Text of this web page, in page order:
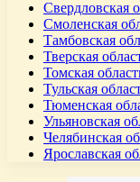
Свердловская
Смоленская
Тамбовская
Тверская
Томская
Тульская
Тюменская
Ульяновская
Челябинская
Ярославская